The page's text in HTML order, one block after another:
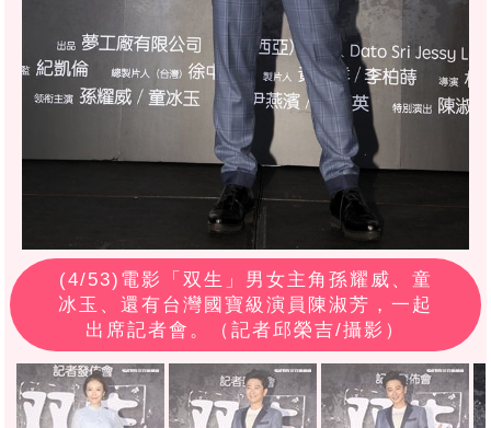
(4/53)電影「双生」男女主角孫耀威、童
冰玉、還有台灣國寶級演員陳淑芳，一起
出席記者會。（記者邱榮吉/攝影）